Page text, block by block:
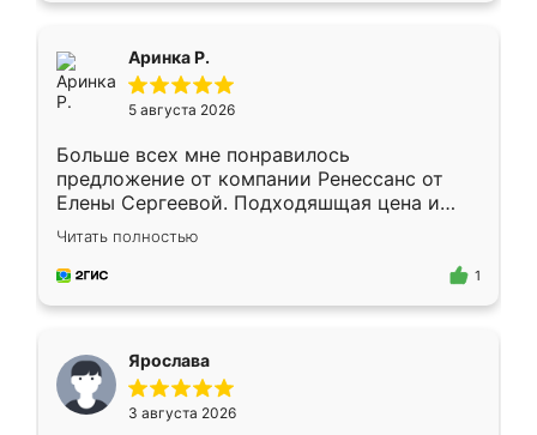
Аринка Р.
5 августа 2026
Больше всех мне понравилось
предложение от компании Ренессанс от
Елены Сергеевой. Подходяшщая цена и
короткие сроки изготовления. Приехавший
для замера сотрудник Владислав
предложил по моему эскизу самый
Читать полностью
1
Ярослава
3 августа 2026